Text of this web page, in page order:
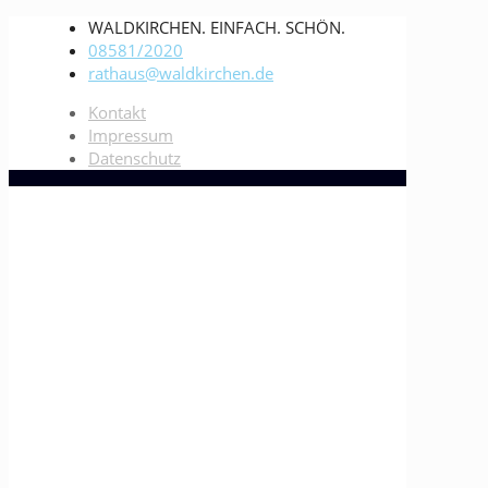
WALDKIRCHEN. EINFACH. SCHÖN.
08581/2020
rathaus@waldkirchen.de
Kontakt
Impressum
Datenschutz